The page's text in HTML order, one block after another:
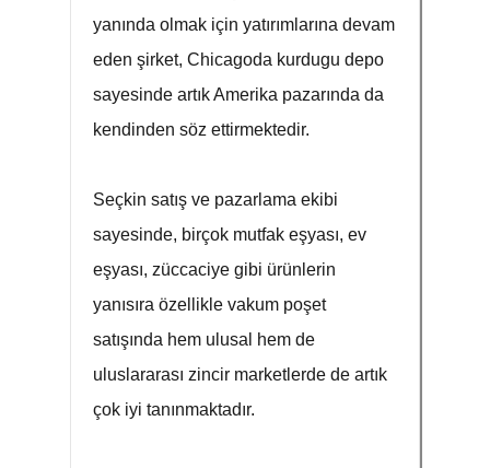
yanında olmak için yatırımlarına devam
eden şirket, Chicagoda kurdugu depo
sayesinde artık Amerika pazarında da
kendinden söz ettirmektedir.
Seçkin satış ve pazarlama ekibi
sayesinde, birçok mutfak eşyası, ev
eşyası, züccaciye gibi ürünlerin
yanısıra özellikle vakum poşet
satışında hem ulusal hem de
uluslararası zincir marketlerde de artık
çok iyi tanınmaktadır.